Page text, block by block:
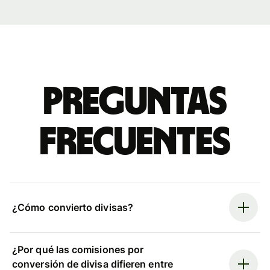
Preguntas
frecuentes
¿Cómo convierto divisas?
¿Por qué las comisiones por
conversión de divisa difieren entre